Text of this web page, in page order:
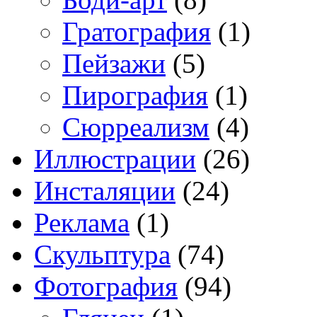
Гратография (1)
Пейзажи (5)
Пирография (1)
Сюрреализм (4)
Иллюстрации (26)
Инсталяции (24)
Реклама (1)
Скульптура (74)
Фотография (94)